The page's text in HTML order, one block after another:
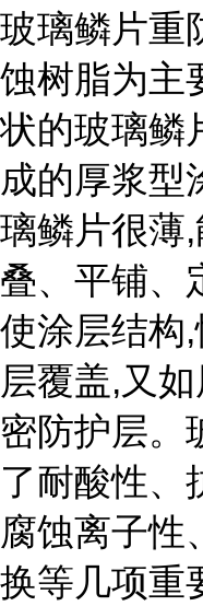
玻璃鳞片重
蚀树脂为主
状的玻璃鳞
成的厚浆型
璃鳞片很薄
叠、平铺、
使涂层结构
层覆盖,又
密防护层。
了耐酸性、
腐蚀离子性
换等几项重